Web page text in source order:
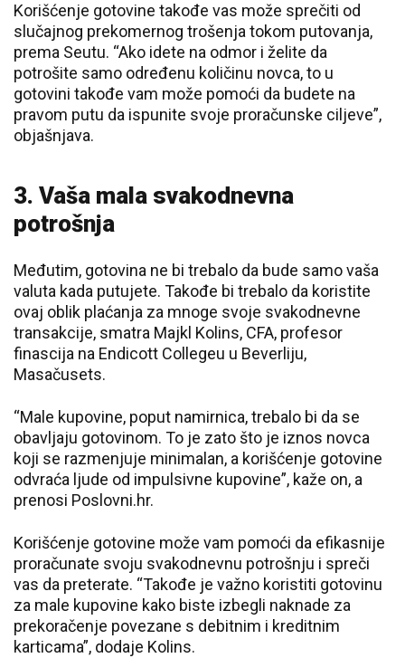
Korišćenje gotovine takođe vas može sprečiti od
slučajnog prekomernog trošenja tokom putovanja,
prema Seutu. “Ako idete na odmor i želite da
potrošite samo određenu količinu novca, to u
gotovini takođe vam može pomoći da budete na
pravom putu da ispunite svoje proračunske ciljeve”,
objašnjava.
3. Vaša mala svakodnevna
potrošnja
Međutim, gotovina ne bi trebalo da bude samo vaša
valuta kada putujete. Takođe bi trebalo da koristite
ovaj oblik plaćanja za mnoge svoje svakodnevne
transakcije, smatra Majkl Kolins, CFA, profesor
finascija na Endicott Collegeu u Beverliju,
Masačusets.
“Male kupovine, poput namirnica, trebalo bi da se
obavljaju gotovinom. To je zato što je iznos novca
koji se razmenjuje minimalan, a korišćenje gotovine
odvraća ljude od impulsivne kupovine”, kaže on, a
prenosi Poslovni.hr.
Korišćenje gotovine može vam pomoći da efikasnije
proračunate svoju svakodnevnu potrošnju i spreči
vas da preterate. “Takođe je važno koristiti gotovinu
za male kupovine kako biste izbegli naknade za
prekoračenje povezane s debitnim i kreditnim
karticama”, dodaje Kolins.